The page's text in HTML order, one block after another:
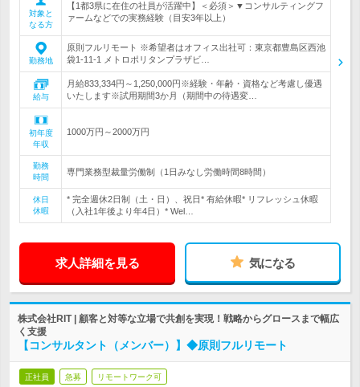
対象と
なる方
【1都3県に在住の社員が活躍中】＜必須＞▼コンサルティングフ
ァームなどでの実務経験（目安3年以上）
勤務地
原則フルリモート ※希望者はオフィス出社可：東京都豊島区西池
袋1-11-1 メトロポリタンプラザビ…
給与
月給833,334円～1,250,000円※経験・年齢・資格など考慮し優遇
いたします※試用期間3か月（期間中の待遇変…
初年度
年収
1000万円～2000万円
勤務
時間
専門業務型裁量労働制（1日みなし労働時間8時間）
休日
休暇
* 完全週休2日制（土・日）、祝日* 有給休暇* リフレッシュ休暇
（入社1年後より年4日）* Wel…
求人詳細を見る 気になる
株式会社RIT | 顧客と対等な立場で共創を実現！戦略からグロースまで幅広
く支援
【コンサルタント（メンバー）】◆原則フルリモート
正社員 急募 リモートワーク可